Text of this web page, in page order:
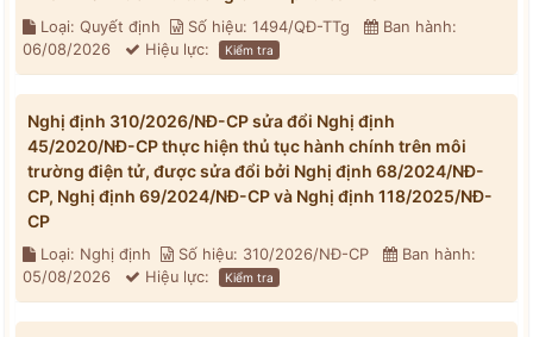
Loại: Quyết định Số hiệu: 1494/QĐ-TTg
Ban hành:
06/08/2026
Hiệu lực: Kiểm tra
Nghị định 310/2026/NĐ-CP sửa đổi Nghị định
45/2020/NĐ-CP thực hiện thủ tục hành chính trên môi
trường điện tử, được sửa đổi bởi Nghị định 68/2024/NĐ-
CP, Nghị định 69/2024/NĐ-CP và Nghị định 118/2025/NĐ-
CP
Loại: Nghị định Số hiệu: 310/2026/NĐ-CP
Ban hành:
05/08/2026
Hiệu lực: Kiểm tra